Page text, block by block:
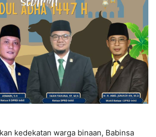
kedekatan warga binaan, Babinsa